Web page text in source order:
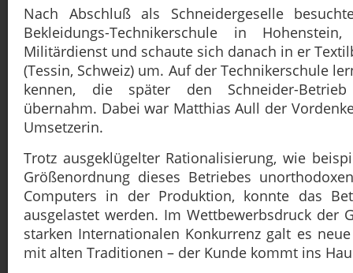
Nach Abschluß als Schneidergeselle
Bekleidungs-Technikerschule in
Militärdienst und schaute sich danach in er
(Tessin, Schweiz) um. Auf der Technikerschule
kennen, die später den Schneider-
übernahm. Dabei war Matthias Aull der
Umsetzerin.
Trotz ausgeklügelter Rationalisierung, wie
Größenordnung dieses Betriebes
Computers in der Produktion, konnte das
ausgelastet werden. Im Wettbewerbsdruck der
starken Internationalen Konkurrenz galt es
mit alten Traditionen – der Kunde kommt ins